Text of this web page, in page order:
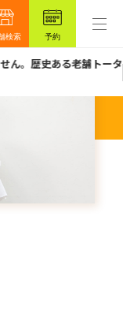
検索 予約
ん。歴史ある老舗トー